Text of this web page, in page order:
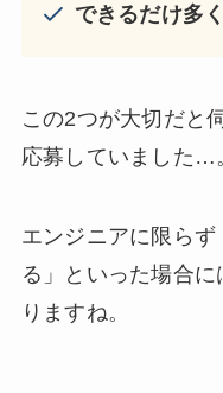
できるだけ多
この2つが大切だと
応募していました…
エンジニアに限ら
る」といった場合
りますね。